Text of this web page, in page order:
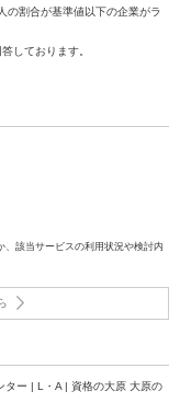
割合が基準値以下の企業がラ
しております。
、該当サービスの利用状況や検討内
ター | L・A | 資格の大原 大原の